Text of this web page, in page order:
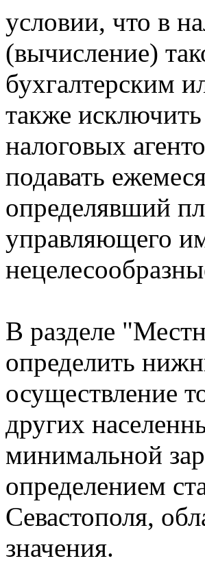
условии, что в
(вычисление)
бухгалтерским
также
налоговых
подавать
определявший
управляющего
В разделе
определить
осуществление
других
минимальной
определением
Севастополя,
значения.